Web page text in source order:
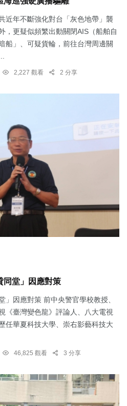
近年不斷強化對台「灰色地帶」襲
，更疑似頻繁出動關閉AIS（船舶自
船」、可疑貨輪，前往台灣周邊關
2,227 觀看 2 分享
同堂」因應對策
」因應對策 前中央警官學校教授、
《臺灣變色龍》評論人、八大電視
任華夏科技大學、崇右影藝科技大
46,825 觀看 3 分享